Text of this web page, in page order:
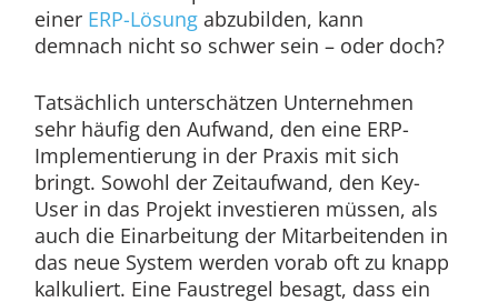
einer ERP-Lösungabzubilden, kann
demnach nicht so schwer sein – oder doch?
Tatsächlich unterschätzen Unternehmen
sehr häufig den Aufwand, den eine ERP-
Implementierung in der Praxis mit sich
bringt. Sowohl der Zeitaufwand, den Key-
User in das Projekt investieren müssen, als
auch die Einarbeitung der Mitarbeitenden in
das neue System werden vorab oft zu knapp
kalkuliert. Eine Faustregel besagt, dass ein